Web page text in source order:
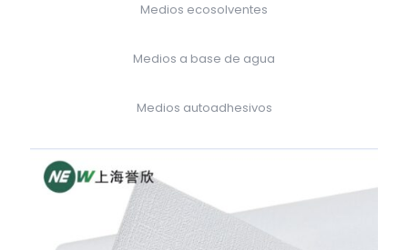
Medios ecosolventes
Medios a base de agua
Medios autoadhesivos